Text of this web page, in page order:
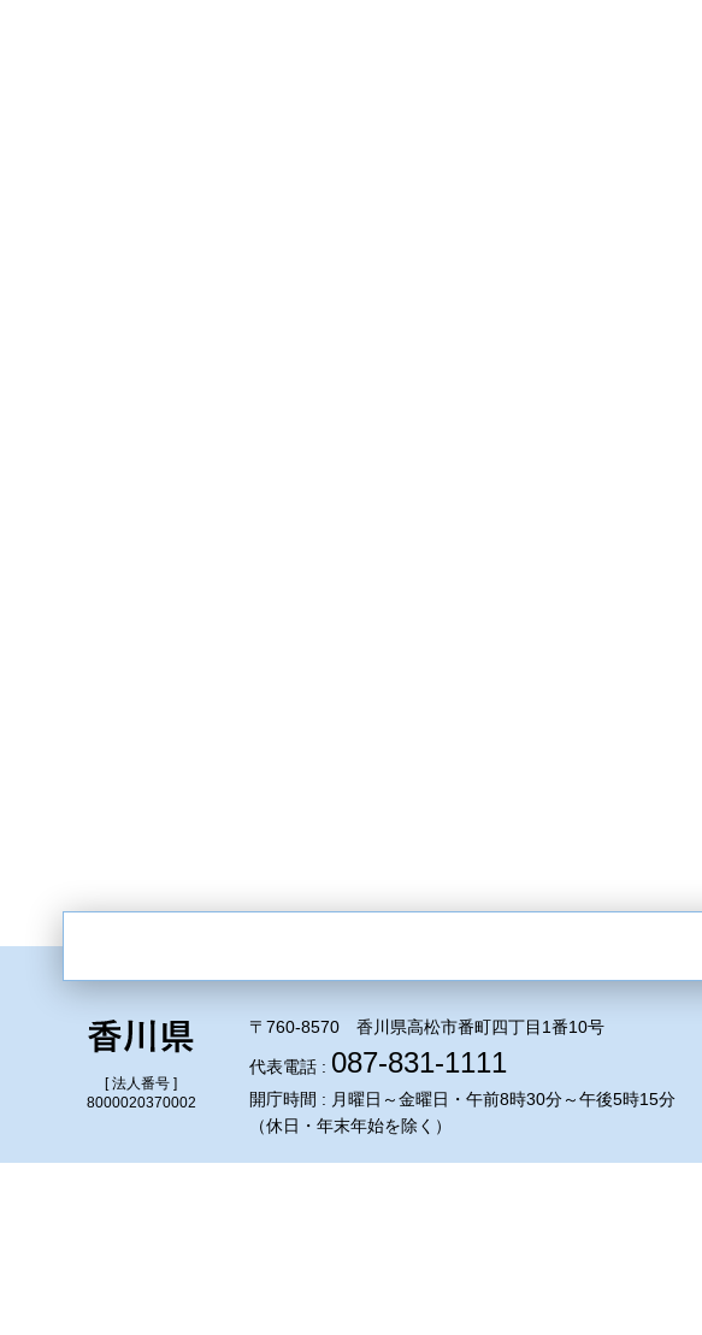
[ 法人番号 ]
8000020370002
〒760-8570 香川県高松市番町四丁目1番10号
代表電話 : 087-831-1111
開庁時間 : 月曜日～金曜日・午前8時30分～午後5時15分
（休日・年末年始を除く）